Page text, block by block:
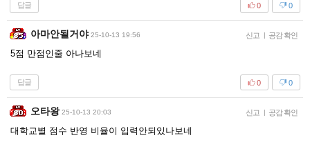
답글 0
0
아마안될거야 25-10-13 19:56 신고 | 공감 확인
5점 만점인줄 아나보네
답글 0
0
오타왕 25-10-13 20:03 신고 | 공감 확인
대학교별 점수 반영 비율이 입력안되있나보네